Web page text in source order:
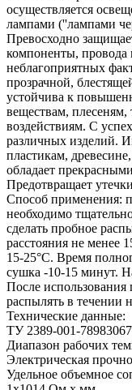
осуществляется
лампами (''лампами
Превосходно
компоненты, провода
неблагоприятных
прозрачной,
устойчива к
веществам,
воздействиям. С
различных изделий.
пластикам,
обладает
Предотвращает
Способ применения:
необходимо
сделать пробное
расстояния не менее
15-25°С. Время
сушка -10-15 минут.
После использования
распылять в течении
Технические данные:
ТУ 2389-001-
Диапазон рабочих
Электрическая
Удельное объемное